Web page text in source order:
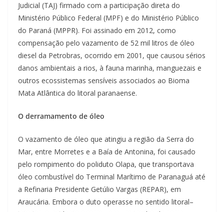
Judicial (TAJ) firmado com a participação direta do
Ministério Público Federal (MPF) e do Ministério Público
do Paraná (MPPR). Foi assinado em 2012, como
compensação pelo vazamento de 52 mil litros de óleo
diesel da Petrobras, ocorrido em 2001, que causou sérios
danos ambientais a rios, à fauna marinha, manguezais e
outros ecossistemas sensíveis associados ao Bioma
Mata Atlântica do litoral paranaense.
O derramamento de óleo
O vazamento de óleo que atingiu a região da Serra do
Mar, entre Morretes e a Baía de Antonina, foi causado
pelo rompimento do poliduto Olapa, que transportava
óleo combustível do Terminal Marítimo de Paranaguá até
a Refinaria Presidente Getúlio Vargas (REPAR), em
Araucária. Embora o duto operasse no sentido litoral–